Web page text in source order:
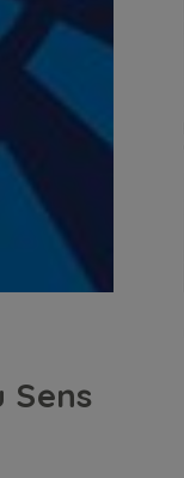
Sens